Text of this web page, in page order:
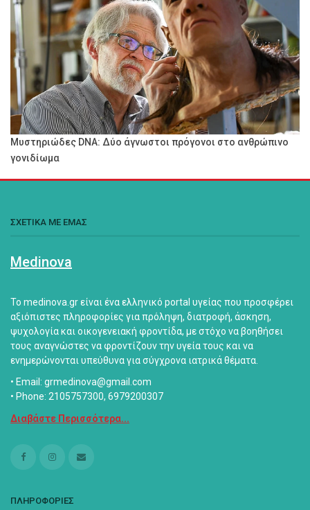
Μυστηριώδες DNA: Δύο άγνωστοι πρόγονοι στο ανθρώπινο
γονιδίωμα
ΣΧΕΤΙΚΑ ΜΕ ΕΜΑΣ
Medinova
Το medinova.gr είναι ένα ελληνικό portal υγείας που προσφέρει
αξιόπιστες πληροφορίες για πρόληψη, διατροφή, άσκηση,
ψυχολογία και οικογενειακή φροντίδα, με στόχο να βοηθήσει
τους αναγνώστες να φροντίζουν την υγεία τους και να
ενημερώνονται υπεύθυνα για σύγχρονα ιατρικά θέματα.
• Email: grmedinova@gmail.com
• Phone: 2105757300, 6979200307
Διαβάστε Περισσότερα...
ΠΛΗΡΟΦΟΡΙΕΣ